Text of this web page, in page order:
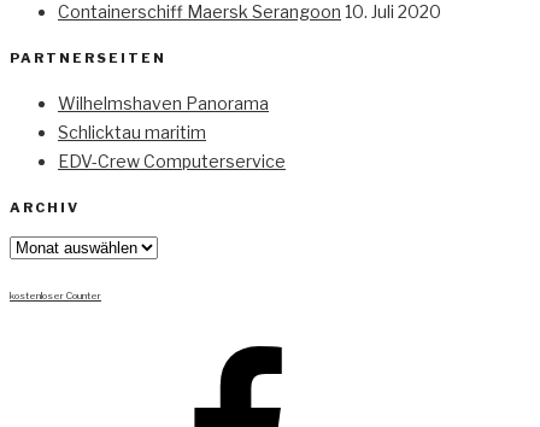
Containerschiff Maersk Serangoon 10. Juli 2020
PARTNERSEITEN
Wilhelmshaven Panorama
Schlicktau maritim
EDV-Crew Computerservice
ARCHIV
Archiv
kostenloser Counter